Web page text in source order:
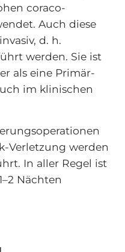
coraco-
Auch diese
d. h.
werden. Sie ist
als eine Primär-
im klinischen
Verletzung werden
In aller Regel ist
Nächten